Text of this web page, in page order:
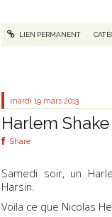
LIEN PERMANENT
mardi 19 mars 2013
Harlem
Share
Samedi soir, un
Harsin.
Voila ce que Nicolas